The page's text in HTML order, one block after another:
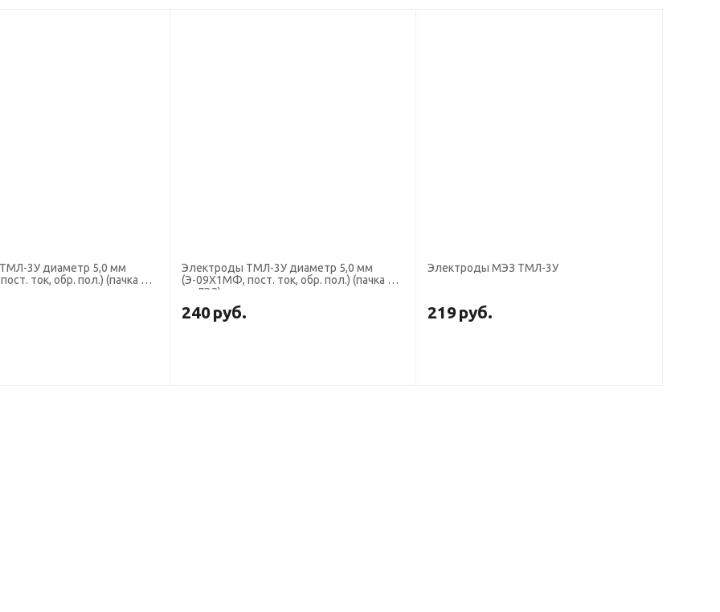
3У диаметр 5,0 мм
ток, обр. пол.) (пачка 5
Электроды ТМЛ-3У диаметр 5,0 мм
(Э-09Х1МФ, пост. ток, обр. пол.) (пачка 5
кг, ЛЭЗ)
240руб.
Электроды МЭЗ ТМЛ-3У
219руб.